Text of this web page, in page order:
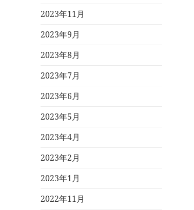
2023年11月
2023年9月
2023年8月
2023年7月
2023年6月
2023年5月
2023年4月
2023年2月
2023年1月
2022年11月